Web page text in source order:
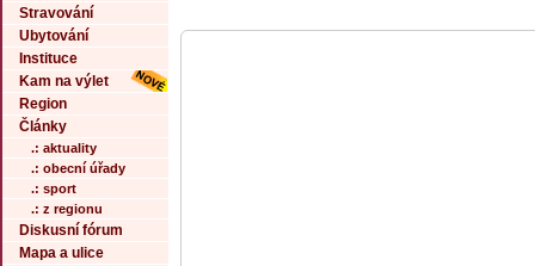
Stravování
Ubytování
Instituce
Kam na výlet
Region
Články
.: aktuality
.: obecní úřady
.: sport
.: z regionu
Diskusní fórum
Mapa a ulice